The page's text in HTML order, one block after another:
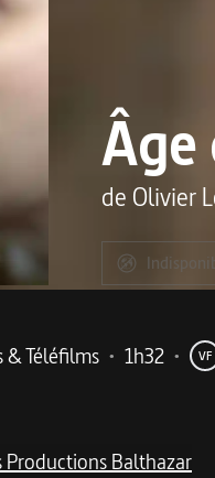
Âge
de Olivier
& Téléfilms • 1h32 • VF
Productions Balthazar